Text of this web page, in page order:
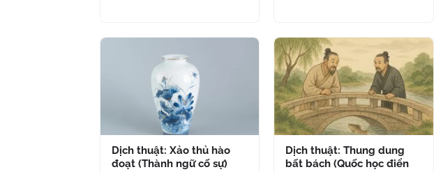
Dịch thuật: Xảo thủ hào
đoạt (Thành ngữ cố sự)
Dịch thuật: Thung dung
bất bách (Quốc học điển